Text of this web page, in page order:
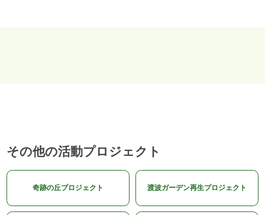
その他の活動プロジェクト
奇跡の丘プロジェクト 渡波ガーデン再生プロジェクト